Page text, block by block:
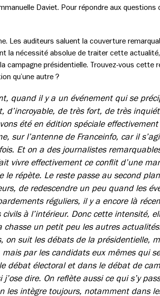
Daviet. Pour répondre aux questions
Les auditeurs saluent la couverture
la nécessité absolue de traiter cette
campagne présidentielle. Trouvez-vous cette
qu’une autre ?
quand il y a un événement qui se
d’incroyable, de très fort, de très
été en édition spéciale
sur l’antenne de Franceinfo, car il
Et on a des journalistes
vivre effectivement ce conflit d’une
répète. Le reste passe au second
de redescendre un peu quand les
réguliers, il y a encore là
à l’intérieur. Donc cette intensité,
chasse un petit peu les autres
on suit les débats de la présidentielle,
par les candidats eux mêmes qui
débat électoral et dans le débat de
dire. On reflète aussi ce qui s’y
les intègre toujours, notamment dans